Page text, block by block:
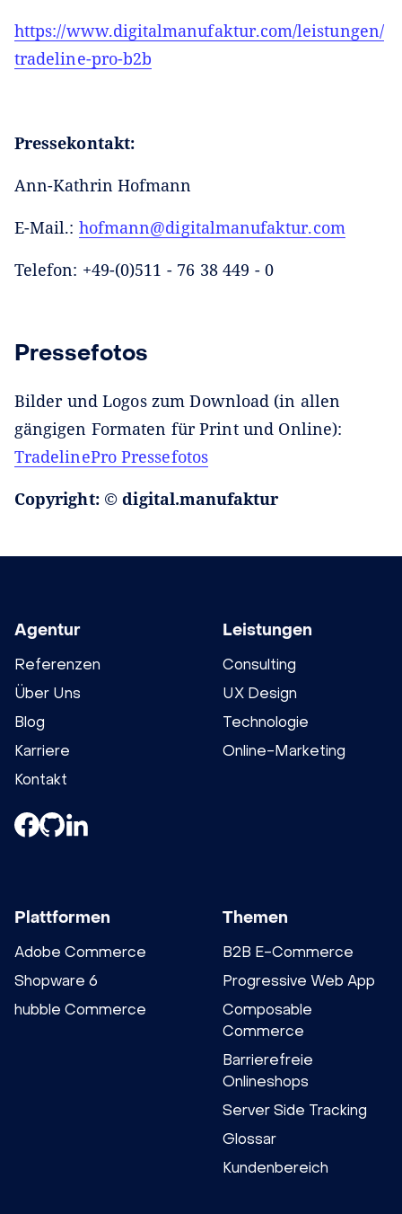
https://www.digitalmanufaktur.com/leistungen/
tradeline-pro-b2b
Pressekontakt:
Ann-Kathrin Hofmann
E-Mail.: hofmann@digitalmanufaktur.com
Telefon: +49-(0)511 - 76 38 449 - 0
Pressefotos
Bilder und Logos zum Download (in allen
gängigen Formaten für Print und Online):
TradelinePro Pressefotos
Copyright: © digital.manufaktur
Agentur
Referenzen
Über Uns
Blog
Karriere
Kontakt
Leistungen
Consulting
UX Design
Technologie
Online-Marketing
Plattformen
Adobe Commerce
Shopware 6
hubble Commerce
Themen
B2B E-Commerce
Progressive Web App
Composable
Commerce
Barrierefreie
Onlineshops
Server Side Tracking
Glossar
Kundenbereich